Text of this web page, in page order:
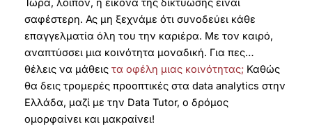
Τώρα, λοιπόν, η εικόνα της δικτύωσης είναι
σαφέστερη. Ας μη ξεχνάμε ότι συνοδεύει κάθε
επαγγελματία όλη του την καριέρα. Με τον καιρό,
αναπτύσσει μια κοινότητα μοναδική. Για πες…
θέλεις να μάθεις τα οφέλη μιας κοινότητας;Καθώς
θα δεις τρομερές προοπτικές στα data analytics στην
Ελλάδα, μαζί με την Data Tutor, ο δρόμος
ομορφαίνει και μακραίνει!